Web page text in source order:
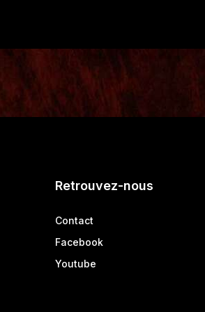
Retrouvez-nous
Contact
Facebook
Youtube